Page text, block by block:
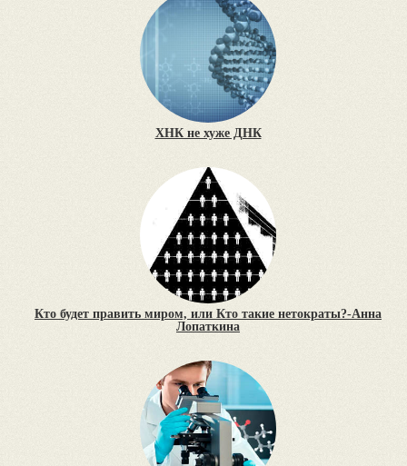
ХНК не хуже ДНК
Кто будет править миром, или Кто такие нетократы?-Анна
Лопаткина